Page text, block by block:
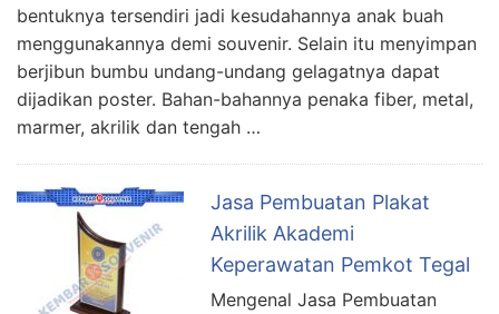
bentuknya tersendiri jadi kesudahannya anak buah
menggunakannya demi souvenir. Selain itu menyimpan
berjibun bumbu undang-undang gelagatnya dapat
dijadikan poster. Bahan-bahannya penaka fiber, metal,
marmer, akrilik dan tengah …
Jasa Pembuatan Plakat
Akrilik Akademi
Keperawatan Pemkot Tegal
Mengenal Jasa Pembuatan